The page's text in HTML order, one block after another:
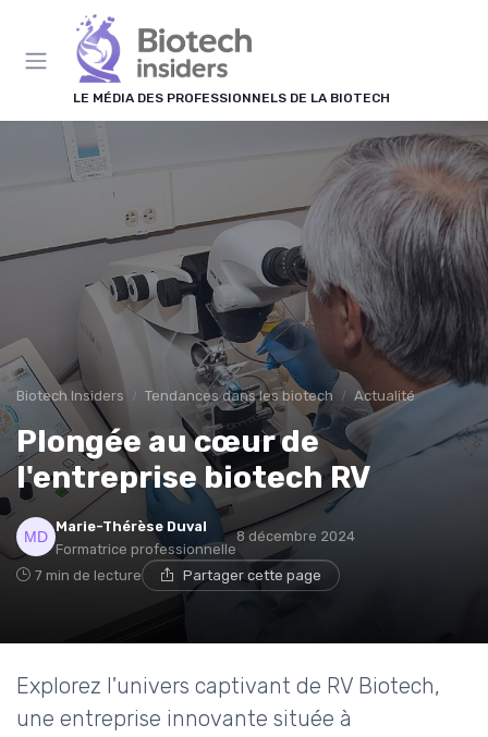
LE MÉDIA DES PROFESSIONNELS DE LA BIOTECH
Biotech Insiders Tendances dans les biotech Actualité
Plongée au cœur de
l'entreprise biotech RV
Marie-Thérèse Duval
Formatrice professionnelle
8 décembre 2024
7 min de lecture Partager cette page
Explorez l'univers captivant de RV Biotech,
une entreprise innovante située à
Panneau de gestion des cookies